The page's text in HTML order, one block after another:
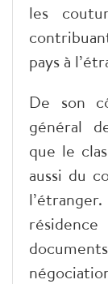
les
pays à
De son
général
que le
aussi du